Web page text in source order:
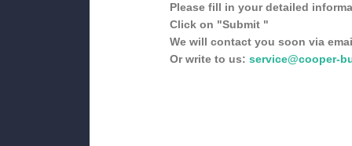
Please fill in your detailed
Click on "Submit "
We will contact you soon via
Or write to us: service@cooper-